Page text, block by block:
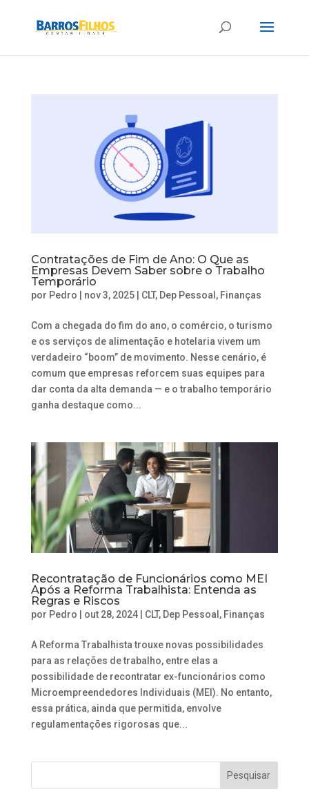
Contratações de Fim de Ano: O Que as
Empresas Devem Saber sobre o Trabalho
Temporário
por Pedro | nov 3, 2025| CLT, Dep Pessoal, Finanças
Com a chegada do fim do ano, o comércio, o turismo
e os serviços de alimentação e hotelaria vivem um
verdadeiro “boom” de movimento. Nesse cenário, é
comum que empresas reforcem suas equipes para
dar conta da alta demanda — e o trabalho temporário
ganha destaque como...
Recontratação de Funcionários como MEI
Após a Reforma Trabalhista: Entenda as
Regras e Riscos
por Pedro out 28, 2024| CLT, Dep Pessoal , Finanças
A Reforma Trabalhista trouxe novas possibilidades
para as relações de trabalho, entre elas a
possibilidade de recontratar ex-funcionários como
Microempreendedores Individuais (MEI). No entanto,
essa prática, ainda que permitida, envolve
regulamentações rigorosas que...